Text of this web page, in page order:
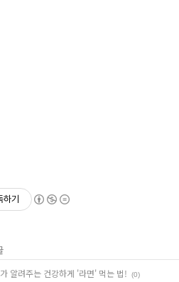
하기
알려주는 건강하게 '라면' 먹는 법!
(0)